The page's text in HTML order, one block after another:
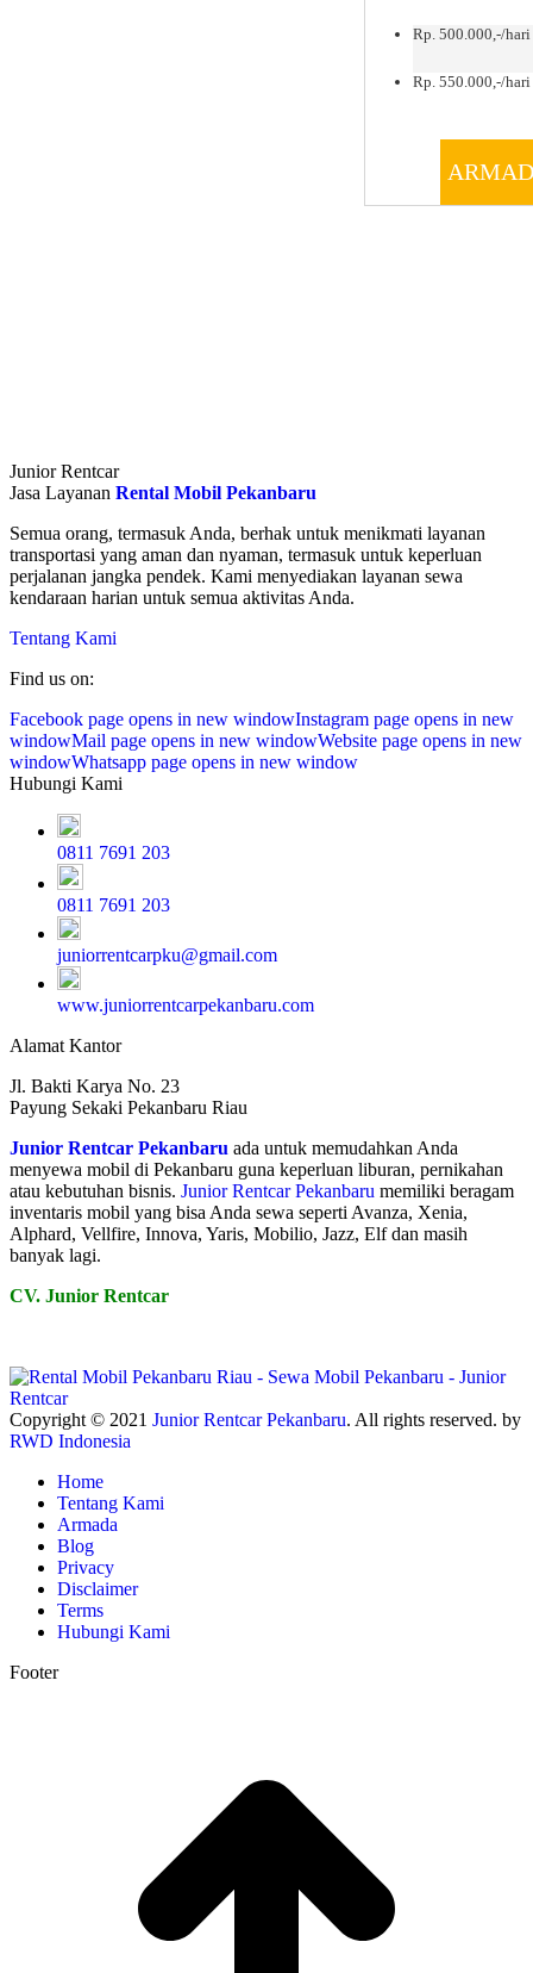
Rp. 500.000,-/
Rp. 550.000,-/
Junior Rentcar
Jasa Layanan Rental Mobil Pekanbaru
Semua orang, termasuk Anda, berhak untuk menikmati layanan
transportasi yang aman dan nyaman, termasuk untuk keperluan
perjalanan jangka pendek. Kami menyediakan layanan sewa
kendaraan harian untuk semua aktivitas Anda.
Tentang Kami
Find us on:
Facebook page opens in new windowInstagram page opens in new
windowMail page opens in new windowWebsite page opens in new
windowWhatsapp page opens in new window
Hubungi Kami
0811 7691 203
0811 7691 203
juniorrentcarpku@gmail.com
www.juniorrentcarpekanbaru.com
Alamat Kantor
Jl. Bakti Karya No. 23
Payung Sekaki Pekanbaru Riau
Junior Rentcar Pekanbaru ada untuk memudahkan Anda
menyewa mobil di Pekanbaru guna keperluan liburan, pernikahan
atau kebutuhan bisnis. Junior Rentcar Pekanbaru memiliki beragam
inventaris mobil yang bisa Anda sewa seperti Avanza, Xenia,
Alphard, Vellfire, Innova, Yaris, Mobilio, Jazz, Elf dan masih
banyak lagi.
CV. Junior Rentcar
Copyright © 2021 Junior Rentcar Pekanbaru. All rights reserved. by
RWD Indonesia
Home
Tentang Kami
Armada
Blog
Privacy
Disclaimer
Terms
Hubungi Kami
Footer